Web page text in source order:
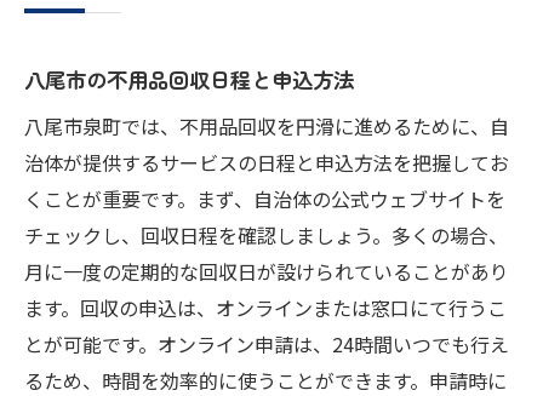
八尾市の不用品回収日程と申込方法
八尾市泉町では、不用品回収を円滑に進めるために、自
治体が提供するサービスの日程と申込方法を把握してお
くことが重要です。まず、自治体の公式ウェブサイトを
チェックし、回収日程を確認しましょう。多くの場合、
月に一度の定期的な回収日が設けられていることがあり
ます。回収の申込は、オンラインまたは窓口にて行うこ
とが可能です。オンライン申請は、24時間いつでも行え
るため、時間を効率的に使うことができます。申請時に